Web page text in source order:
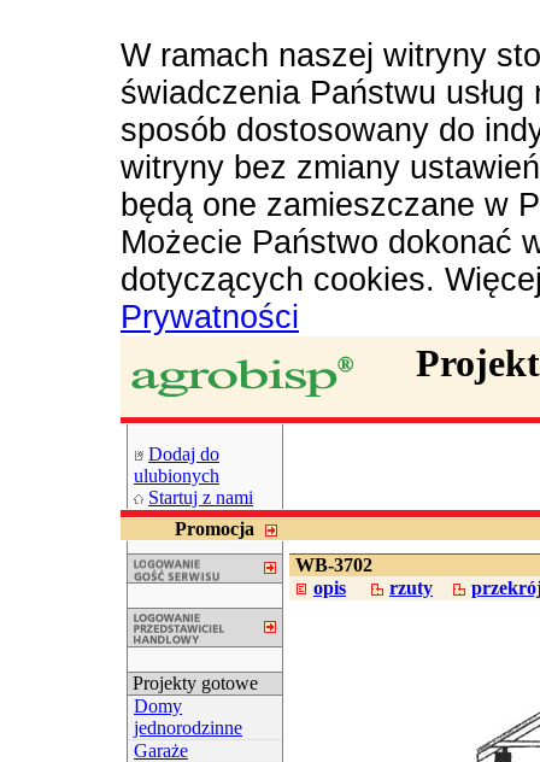
W ramach naszej witryny
świadczenia Państwu
sposób dostosowany do
witryny bez zmiany
będą one zamieszczane w
Możecie Państwo dokonać
dotyczących cookies.
Prywatności
Dodaj do
ulubionych
Startuj z nami
Promocja
Projekty gotowe
Domy
jednorodzinne
Garaże
WB-3702
opis
rzuty